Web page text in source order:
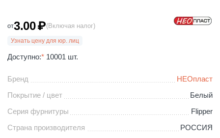
от3.00₽(Включая налог)
Узнать цену для юр. лиц
Доступно:* 10001 шт.
Бренд
НЕОпласт
Покрытие / цвет
Белый
Серия фурнитуры
Flipper
Страна производителя
РОССИЯ